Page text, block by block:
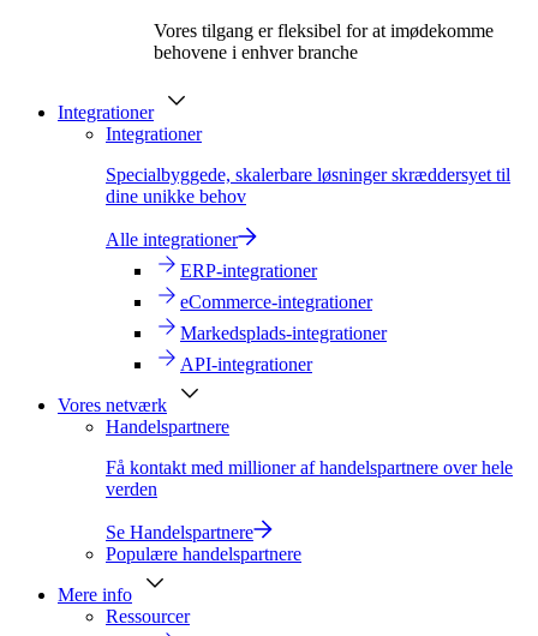
Vores tilgang er fleksibel for at imødekomme
behovene i enhver branche
Integrationer
Integrationer
Specialbyggede, skalerbare løsninger skræddersyet til
dine unikke behov
Alle integrationer
ERP-integrationer
eCommerce-integrationer
Markedsplads-integrationer
API-integrationer
Vores netværk
Handelspartnere
Få kontakt med millioner af handelspartnere over hele
verden
Se Handelspartnere
Populære handelspartnere
Mere info
Ressourcer